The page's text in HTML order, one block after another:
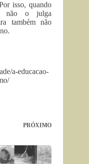
isso, quando
não o julga
também não
a-educacao-
PRÓXIMO